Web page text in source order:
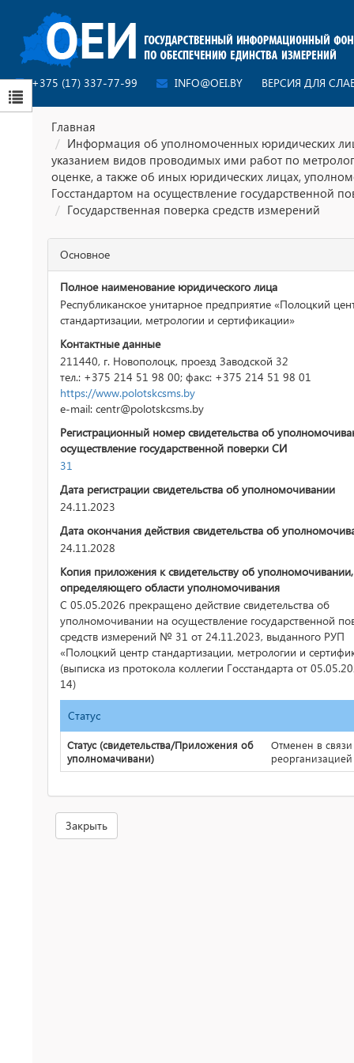
+375 (17) 337-77-99 INFO@OEI.BY ВЕРСИЯ ДЛЯ
Главная
Информация об уполномоченных юридических
указанием видов проводимых ими работ по
оценке, а также об иных юридических лицах,
Госстандартом на осуществление государственной
Государственная поверка средств измерений
Основное
Полное наименование юридического лица
Республиканское унитарное предприятие «Полоцкий
стандартизации, метрологии и сертификации»
Контактные данные
211440, г. Новополоцк, проезд Заводской 32
тел.: +375 214 51 98 00; факс: +375 214 51 98 01
https://www.polotskcsms.by
e-mail: centr@polotskcsms.by
Регистрационный номер свидетельства об
осуществление государственной поверки СИ
31
Дата регистрации свидетельства об уполномочивании
24.11.2023
Дата окончания действия свидетельства об
24.11.2028
Копия приложения к свидетельству об уполномочивании,
определяющего области уполномочивания
С 05.05.2026 прекращено действие свидетельства об
уполномочивании на осуществление государственной
средств измерений № 31 от 24.11.2023, выданного РУП
«Полоцкий центр стандартизации, метрологии и
(выписка из протокола коллегии Госстандарта от
14)
Статус
Статус (свидетельства/Приложения об
уполномачивани)
Отменен в связи
реорганизацией
Закрыть